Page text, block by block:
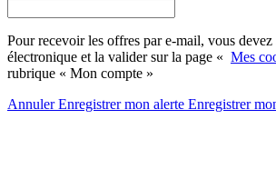
Pour recevoir les offres par e-mail, vous devez
électronique et la valider sur la page « Mes
rubrique « Mon compte »
AnnulerEnregistrer mon alerte Enregistrer